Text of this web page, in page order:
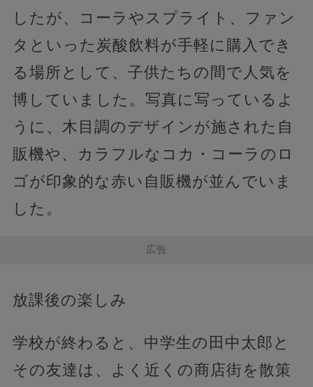
したが、コーラやスプライト、ファン
タといった炭酸飲料が手軽に購入でき
る場所として、子供たちの間で人気を
博していました。写真に写っているよ
うに、木目調のデザインが施された自
販機や、カラフルなコカ・コーラのロ
ゴが印象的な赤い自販機が並んでいま
した。
広告
放課後の楽しみ
学校が終わると、中学生の田中太郎と
その友達は、よく近くの商店街を散策